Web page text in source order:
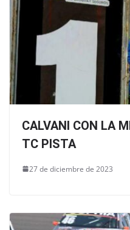
CALVANI CON LA
TC PISTA
27 de diciembre de 2023